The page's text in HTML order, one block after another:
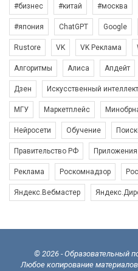
#бизнес #китай #москва
#япония ChatGPT Google
Rustore VK VK Реклама
Алгоритмы Алиса Апдейт
Дзен Искусственный интеллект
МГУ Маркетплейс
Нейросети Обучение
Правительство РФ Приложения
Реклама Роскомнадзор
Яндекс.Вебмастер
© 2026 - Образовательный
Любое копирование